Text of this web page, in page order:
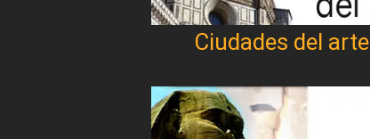
Ciudades del arte